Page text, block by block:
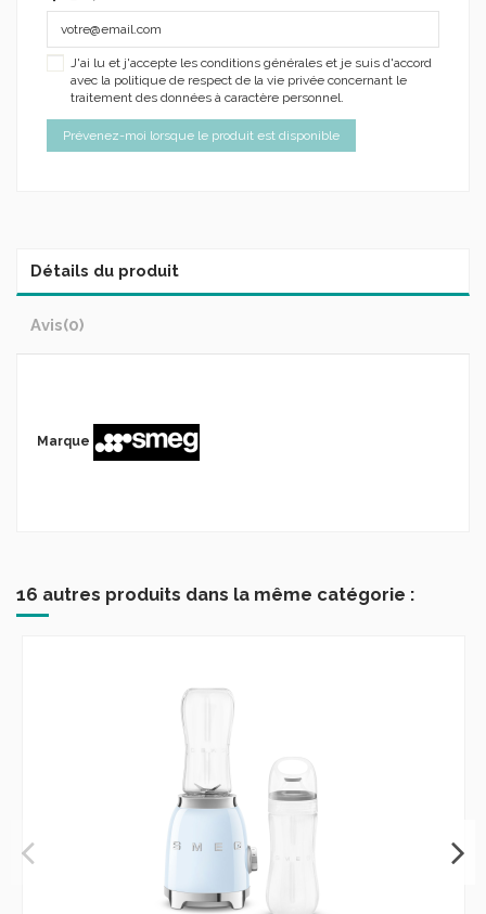
J'ai lu et j'accepte les conditions générales et je suis d'accord
avec la politique de respect de la vie privée concernant le
traitement des données à caractère personnel.
Détails du produit
Avis(0)
Marque
16 autres produits dans la même catégorie :